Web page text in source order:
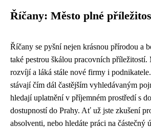
Říčany: Město plné
Říčany se pyšní nejen krásnou přírodou a
také pestrou škálou pracovních příležitostí.
rozvíjí a láká stále nové firmy i podnikatele.
stávají čím dál častějším vyhledávaným
hledají uplatnění v příjemném prostředí s
dostupností do Prahy. Ať už jste zkušení
absolventi, nebo hledáte práci na částečný